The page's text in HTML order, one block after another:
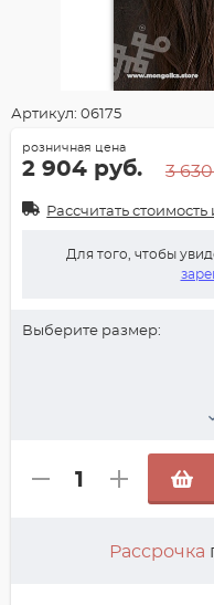
Артикул: 06175
розничная цена
2 904 руб. 3
Рассчитать
Для того, чтобы
Выберите размер:
Рассрочка